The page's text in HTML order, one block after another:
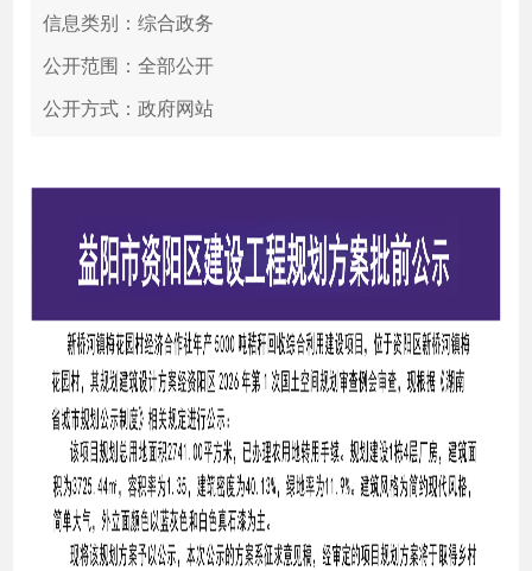
信息类别：综合政务
公开范围：全部公开
公开方式：政府网站